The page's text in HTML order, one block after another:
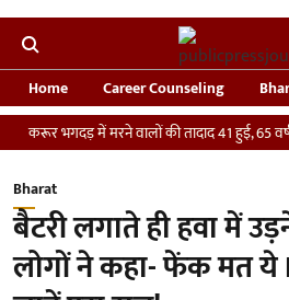
Home Career Counseling
में मरने वालों की तादाद 41 हुई, 65 वर्षीय महिला
Bharat
बैटरी लगाते ही हवा में
लोगों ने कहा- फेंक मत ये